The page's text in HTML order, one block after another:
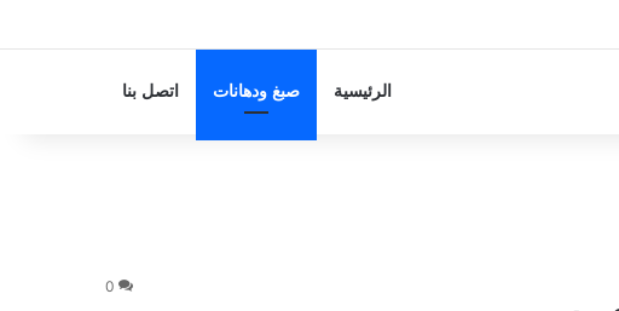
الرئيسية صبغ ودهانات اتصل بنا
0